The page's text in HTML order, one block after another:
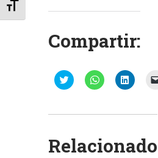
Alternar tamaño de letra
Compartir:
Haz
clic
Twitter
en
una
Haz
clic
WhatsApp
en
una
Haz
clic
LinkedIn
en
una
Relacionado